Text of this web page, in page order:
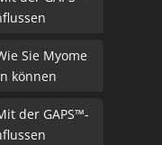
Sie Myome
können
der GAPS™-